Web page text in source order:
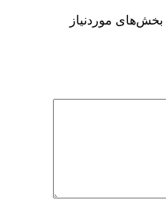
بخش‌های موردنیاز